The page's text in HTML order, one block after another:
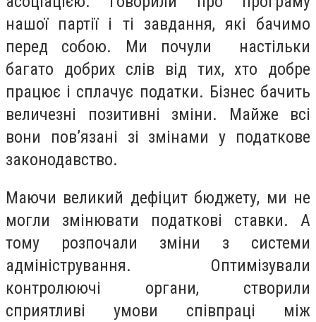
нашої партії і ті завдання, які бачимо
перед собою. Ми почули настільки
багато добрих слів від тих, хто добре
працює і сплачує податки. Бізнес бачить
величезні позитивні зміни. Майже всі
вони пов’язані зі змінами у податкове
законодавство.
Маючи великий дефіцит бюджету, ми не
могли змінювати податкові ставки. А
тому розпочали зміни з системи
адміністрування. Оптимізували
контролюючі органи, створили
сприятливі умови співпраці між